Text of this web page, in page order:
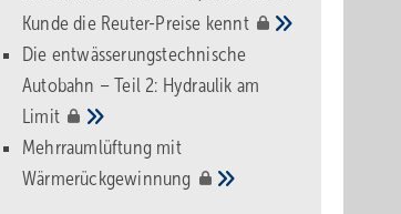
Kunde die Reuter-Preise kennt
Die entwässerungstechnische
Autobahn – Teil 2: Hydraulik am
Limit
Mehrraumlüftung mit
Wärmerückgewinnung